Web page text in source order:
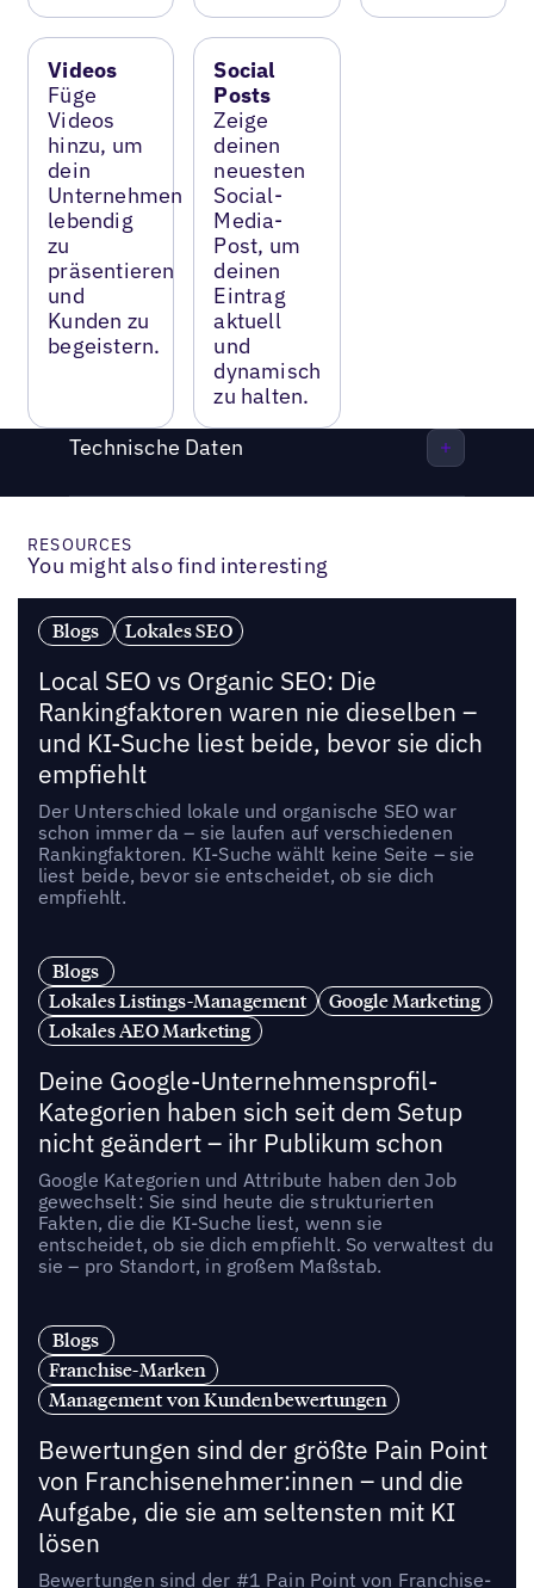
Videos
Füge
Videos
hinzu, um
dein
Unternehmen
lebendig
zu
präsentieren
und
Kunden zu
begeistern.
Social
Posts
Zeige
deinen
neuesten
Social-
Media-
Post, um
deinen
Eintrag
aktuell
und
dynamisch
zu halten.
Technische Daten
RESOURCES
You might also find interesting
Blogs Lokales SEO
Local SEO vs Organic SEO: Die
Rankingfaktoren waren nie dieselben –
und KI-Suche liest beide, bevor sie dich
empfiehlt
Der Unterschied lokale und organische SEO war
schon immer da – sie laufen auf verschiedenen
Rankingfaktoren. KI-Suche wählt keine Seite – sie
liest beide, bevor sie entscheidet, ob sie dich
empfiehlt.
Blogs
Lokales Listings-Management
Google Marketing
Lokales AEO Marketing
Deine Google-Unternehmensprofil-
Kategorien haben sich seit dem Setup
nicht geändert – ihr Publikum schon
Google Kategorien und Attribute haben den Job
gewechselt: Sie sind heute die strukturierten
Fakten, die die KI-Suche liest, wenn sie
entscheidet, ob sie dich empfiehlt. So verwaltest du
sie – pro Standort, in großem Maßstab.
Blogs
Franchise-Marken
Management von Kundenbewertungen
Bewertungen sind der größte Pain Point
von Franchisenehmer:innen – und die
Aufgabe, die sie am seltensten mit KI
lösen
Bewertungen sind der #1 Pain Point von Franchise-